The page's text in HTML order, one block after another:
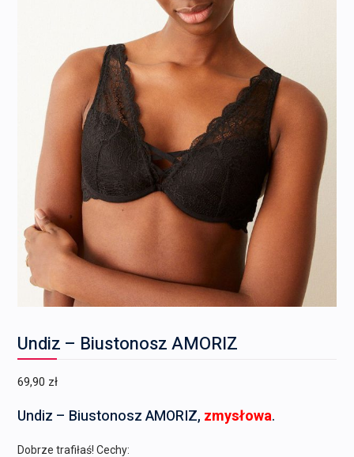
Undiz – Biustonosz AMORIZ
69,90 zł
Undiz – Biustonosz AMORIZ, zmysłowa.
Dobrze trafiłaś! Cechy: